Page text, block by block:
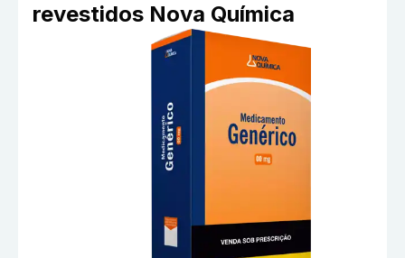
revestidos Nova Química